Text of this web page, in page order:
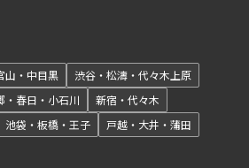
山・中目黒
渋谷・松濤・代々木上原
・春日・小石川
新宿・代々木
池袋・板橋・王子 戸越・大井・蒲田